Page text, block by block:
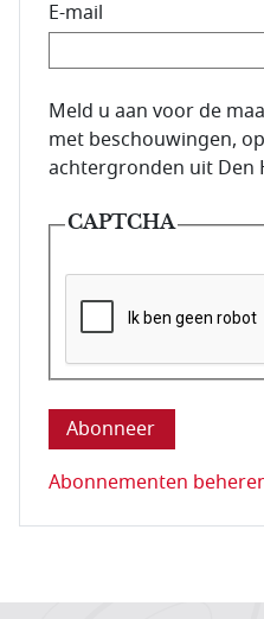
E-mail
E-mailadres van de
Meld u aan voor de
met beschouwingen,
achtergronden uit Den
CAPTCHA
Deze vraag is om te
Abonnementen